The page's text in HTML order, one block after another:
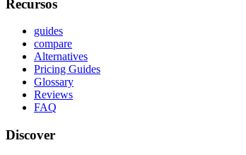
Recursos
guides
compare
Alternatives
Pricing Guides
Glossary
Reviews
FAQ
Discover